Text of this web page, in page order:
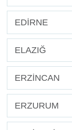
EDİRNE
ELAZIĞ
ERZİNCAN
ERZURUM